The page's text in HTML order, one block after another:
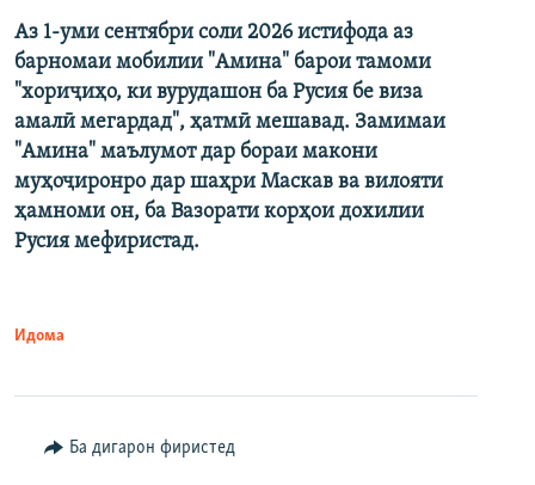
Аз 1-уми сентябри соли 2026 истифода аз
барномаи мобилии "Амина" барои тамоми
"хориҷиҳо, ки вурудашон ба Русия бе виза
амалӣ мегардад", ҳатмӣ мешавад. Замимаи
"Амина" маълумот дар бораи макони
муҳоҷиронро дар шаҳри Маскав ва вилояти
ҳамноми он, ба Вазорати корҳои дохилии
Русия мефиристад.
Идома
Ба дигарон фиристед